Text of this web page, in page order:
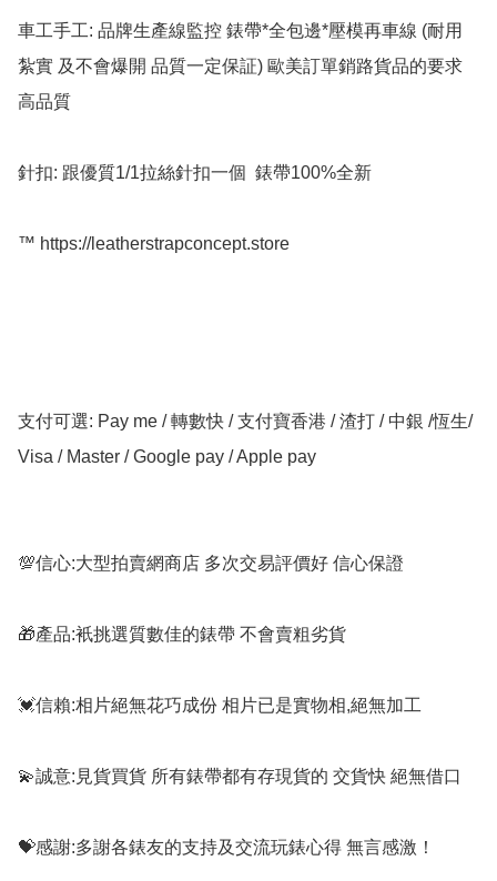
車工手工: 品牌生產線監控 錶帶*全包邊*壓模再車線 (耐用
紮實 及不會爆開 品質一定保証) 歐美訂單銷路貨品的要求
高品質
針扣: 跟優質1/1拉絲針扣一個  錶帶100%全新
™️ https://leatherstrapconcept.store
支付可選: Pay me / 轉數快 / 支付寶香港 / 渣打 / 中銀 /恆生/
Visa / Master / Google pay / Apple pay
💯信心:大型拍賣網商店 多次交易評價好 信心保證
🎁產品:衹挑選質數佳的錶帶 不會賣粗劣貨
💓信賴:相片絕無花巧成份 相片已是實物相,絕無加工
💫誠意:見貨買貨 所有錶帶都有存現貨的 交貨快 絕無借口
💝感謝:多謝各錶友的支持及交流玩錶心得 無言感激！